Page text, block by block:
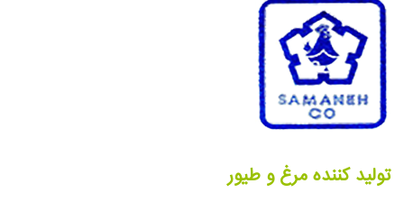
تولید کننده مرغ و طیور